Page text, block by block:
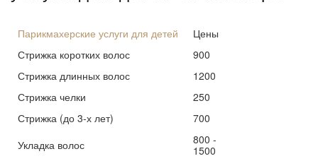
Парикмахерские услуги для детей
Цены
Стрижка коротких волос
900
Стрижка длинных волос
1200
Стрижка челки
250
Стрижка (до 3-х лет)
700
Укладка волос
800 -
1500